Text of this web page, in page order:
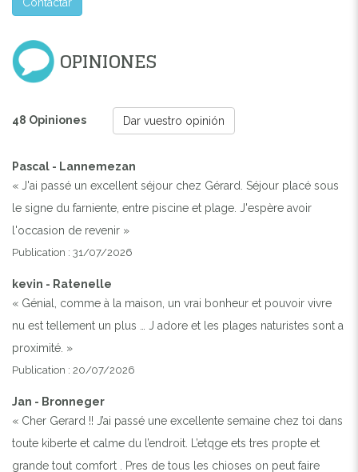
OPINIONES
48 Opiniones Dar vuestro opinión
Pascal - Lannemezan
« J'ai passé un excellent séjour chez Gérard. Séjour placé sous
le signe du farniente, entre piscine et plage. J'espère avoir
l'occasion de revenir »
Publication : 31/07/2026
kevin - Ratenelle
« Génial, comme à la maison, un vrai bonheur et pouvoir vivre
nu est tellement un plus … J adore et les plages naturistes sont a
proximité. »
Publication : 20/07/2026
Jan - Bronneger
« Cher Gerard !! J’ai passé une excellente semaine chez toi dans
toute kiberte et calme du l’endroit. L’etqge ets tres propte et
grande tout comfort . Pres de tous les chioses on peut faire